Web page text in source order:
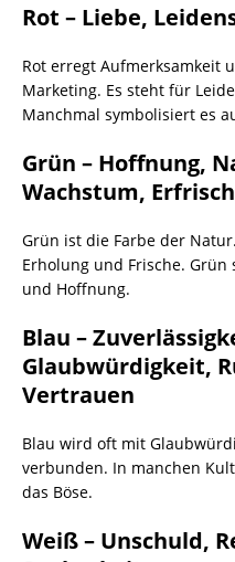
Rot – Liebe,
Rot erregt Aufmerksamkeit
Marketing. Es steht für
Manchmal symbolisiert es
Grün – Hoffnung,
Wachstum,
Grün ist die Farbe der
Erholung und Frische.
und Hoffnung.
Blau –
Glaubwürdigkeit,
Vertrauen
Blau wird oft mit
verbunden. In manchen
das Böse.
Weiß – Unschuld,